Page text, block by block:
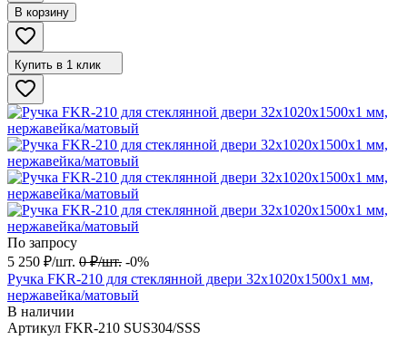
В корзину
Купить в 1 клик
По запросу
5 250 ₽/шт. 0 ₽/шт. -0%
Ручка FKR-210 для стеклянной двери 32x1020х1500х1 мм,
нержавейка/матовый
В наличии
Артикул FKR-210 SUS304/SSS